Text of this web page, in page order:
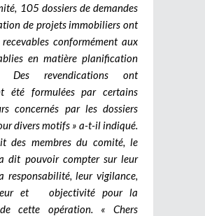
105 dossiers de demandes
de projets immobiliers ont
conformément aux
en matière planification
Des revendications ont
été formulées par certains
concernés par les dossiers
divers motifs » a-t-il indiqué.
des membres du comité, le
dit pouvoir compter sur leur
responsabilité, leur vigilance,
et objectivité pour la
cette opération. « Chers